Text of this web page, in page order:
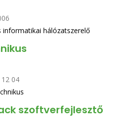
informatikai hálózatszerelő
04
szoftverfejlesztő